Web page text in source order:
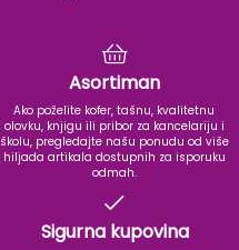
Asortiman
Ako poželite kofer, tašnu, kvalitetnu
olovku, knjigu ili pribor za kancelariju i
školu, pregledajte našu ponudu od više
hiljada artikala dostupnih za isporuku
odmah.
Sigurna kupovina